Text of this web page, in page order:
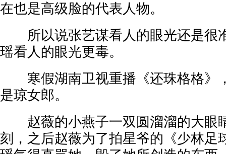
在也是高级脸的代表人物。
所以说张艺谋看人的眼光还是很
瑶看人的眼光更毒。
寒假湖南卫视重播《还珠格格》
是琼女郎。
赵薇的小燕子一双圆溜溜的大眼
刻，之后赵薇为了拍星爷的《少林足